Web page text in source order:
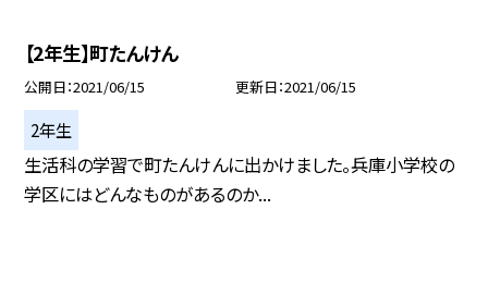
【2年生】町たんけん
公開日 2021/06/15 更新日 2021/06/15
2年生
生活科の学習で町たんけんに出かけました。兵庫小学校の
学区にはどんなものがあるのか...